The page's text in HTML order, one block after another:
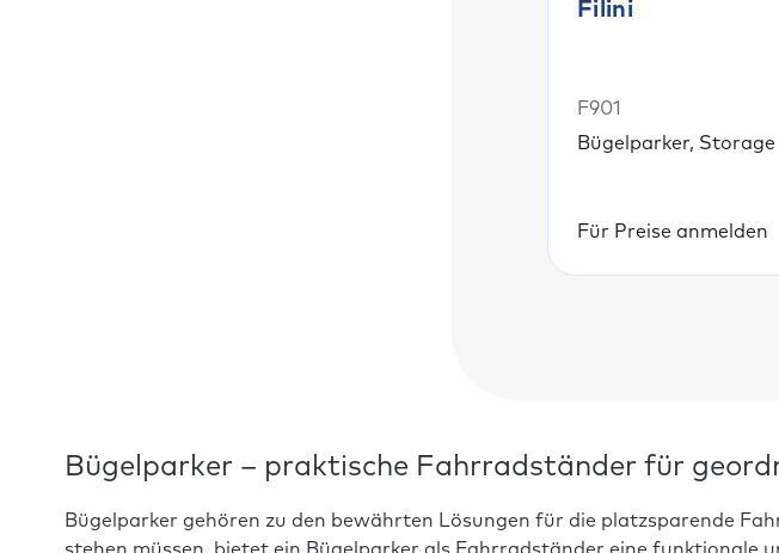
Filini
F901
Bügelparker, Storage
Für Preise anmelden
Bügelparker – praktische Fahrradständer für
Bügelparker gehören zu den bewährten Lösungen für die platzsparende
stehen müssen, bietet ein Bügelparker als Fahrradständer eine funktionale